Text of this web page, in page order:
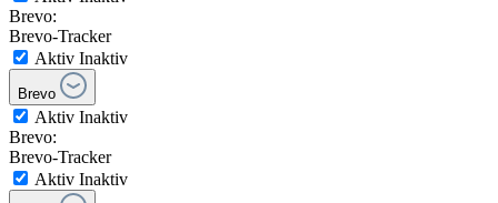
Brevo:
Brevo-Tracker
Aktiv Inaktiv
Brevo
Aktiv Inaktiv
Brevo:
Brevo-Tracker
Aktiv Inaktiv